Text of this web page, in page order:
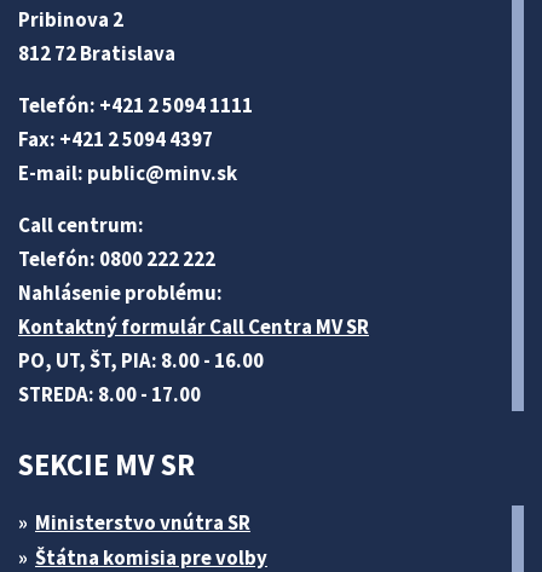
Pribinova 2
812 72 Bratislava
Telefón: +421 2 5094 1111
Fax: +421 2 5094 4397
E-mail: public@minv.sk
Call centrum:
Telefón: 0800 222 222
Nahlásenie problému:
Kontaktný formulár Call Centra MV SR
PO, UT, ŠT, PIA: 8.00 - 16.00
STREDA: 8.00 - 17.00
SEKCIE MV SR
Ministerstvo vnútra SR
Štátna komisia pre volby